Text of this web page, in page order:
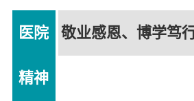
医院
精神
敬业感恩、博学笃